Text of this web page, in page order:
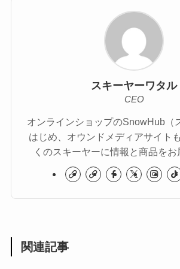
スキーヤーワタル
CEO
オンラインショップのSnowHub（
はじめ、オウンドメディアサイト
くのスキーヤーに情報と商品をお
関連記事